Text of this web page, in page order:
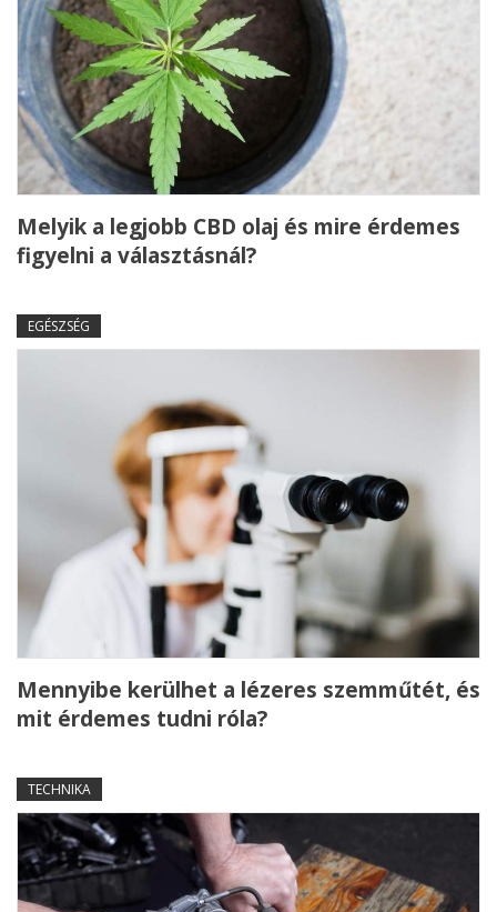
Melyik a legjobb CBD olaj és mire érdemes
figyelni a választásnál?
EGÉSZSÉG
Mennyibe kerülhet a lézeres szemműtét, és
mit érdemes tudni róla?
TECHNIKA